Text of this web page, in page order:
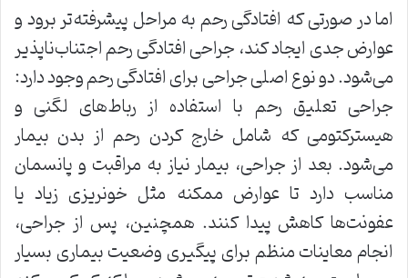
اما در صورتی که افتادگی رحم به مراحل پیشرفته‌تر برود و
عوارض جدی ایجاد کند، جراحی افتادگی رحم اجتناب‌ناپذیر
می‌شود. دو نوع اصلی جراحی برای افتادگی رحم وجود دارد:
جراحی تعلیق رحم با استفاده از رباط‌های لگنی و
هیسترکتومی که شامل خارج کردن رحم از بدن بیمار
می‌شود. بعد از جراحی، بیمار نیاز به مراقبت و پانسمان
مناسب دارد تا عوارض ممکنه مثل خونریزی زیاد یا
عفونت‌ها کاهش پیدا کنند. همچنین، پس از جراحی،
انجام معاینات منظم برای پیگیری وضعیت بیماری بسیار